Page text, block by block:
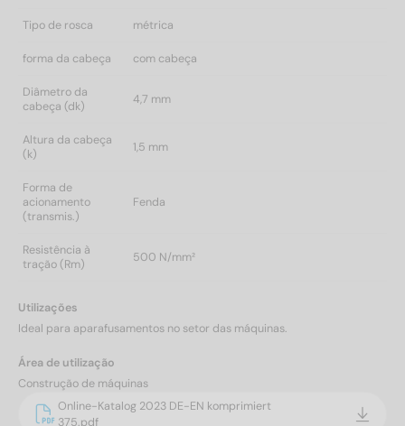
Tipo de rosca métrica
forma da cabeça com cabeça
Diâmetro da
cabeça (dk)
4,7 mm
Altura da cabeça
(k)
1,5 mm
Forma de
acionamento
(transmis.)
Fenda
Resistência à
tração (Rm)
500 N/mm²
Utilizações
Ideal para aparafusamentos no setor das máquinas.
Área de utilização
Construção de máquinas
Online-Katalog 2023 DE-EN komprimiert
375.pdf